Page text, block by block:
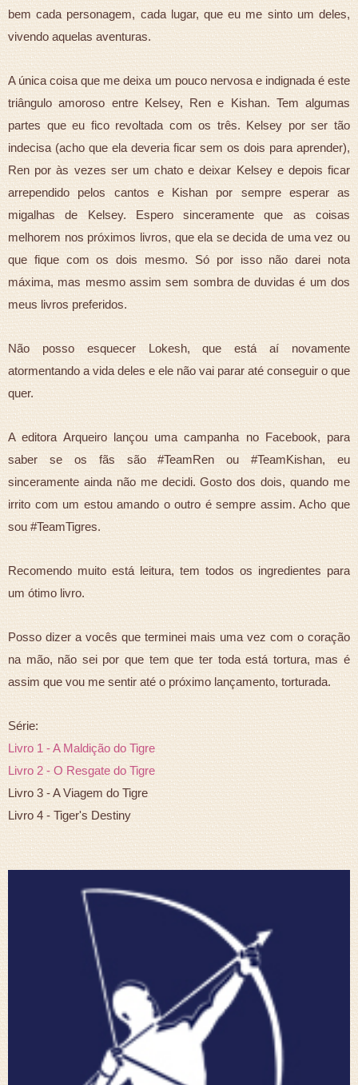
bem cada personagem, cada lugar, que eu me sinto um deles,
vivendo aquelas aventuras.
A única coisa que me deixa um pouco nervosa e indignada é este
triângulo amoroso entre Kelsey, Ren e Kishan. Tem algumas
partes que eu fico revoltada com os três. Kelsey por ser tão
indecisa (acho que ela deveria ficar sem os dois para aprender),
Ren por às vezes ser um chato e deixar Kelsey e depois ficar
arrependido pelos cantos e Kishan por sempre esperar as
migalhas de Kelsey.Espero sinceramente que as coisas
melhorem nos próximos livros, que ela se decida de uma vez ou
que fique com os dois mesmo.Só por isso não darei nota
máxima, mas mesmo assim sem sombra de duvidas é um dos
meus livros preferidos.
Não posso esquecer Lokesh, que está aí novamente
atormentando a vida deles e ele não vai parar até conseguir o que
quer.
A editora Arqueiro lançou uma campanha no Facebook, para
saber se os fãs são #TeamRen ou #TeamKishan, eu
sinceramente ainda não me decidi. Gosto dos dois, quando me
irrito com um estou amando o outro é sempre assim. Acho que
sou #TeamTigres.
Recomendo muito está leitura, tem todos os ingredientes para
um ótimo livro.
Posso dizer a vocês que terminei mais uma vez com o coração
na mão, não sei por que tem que ter toda está tortura, mas é
assim que vou me sentir até o próximo lançamento, torturada.
Série:
Livro 1 - A Maldição do Tigre
Livro 2 - O Resgate do Tigre
Livro 3 - A Viagem do Tigre
Livro 4 - Tiger's Destiny